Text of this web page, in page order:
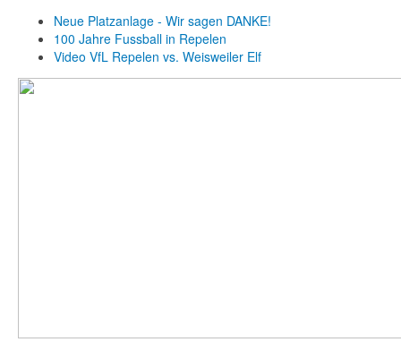
Neue Platzanlage - Wir sagen DANKE!
100 Jahre Fussball in Repelen
Video VfL Repelen vs. Weisweiler Elf